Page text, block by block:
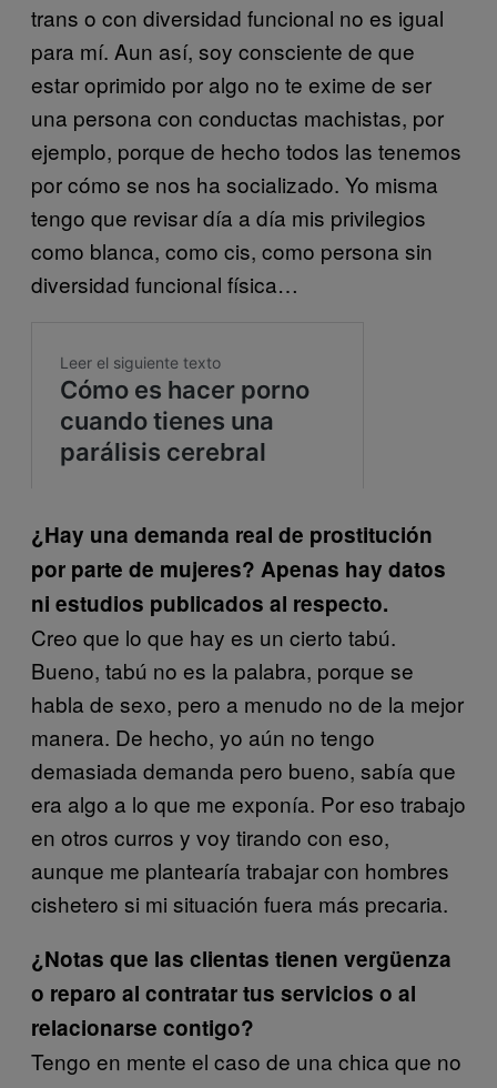
trans o con diversidad funcional no es igual
para mí. Aun así, soy consciente de que
estar oprimido por algo no te exime de ser
una persona con conductas machistas, por
ejemplo, porque de hecho todos las tenemos
por cómo se nos ha socializado. Yo misma
tengo que revisar día a día mis privilegios
como blanca, como cis, como persona sin
diversidad funcional física…
¿Hay una demanda real de prostitución
por parte de mujeres? Apenas hay datos
ni estudios publicados al respecto.
Creo que lo que hay es un cierto tabú.
Bueno, tabú no es la palabra, porque se
habla de sexo, pero a menudo no de la mejor
manera. De hecho, yo aún no tengo
demasiada demanda pero bueno, sabía que
era algo a lo que me exponía. Por eso trabajo
en otros curros y voy tirando con eso,
aunque me plantearía trabajar con hombres
cishetero si mi situación fuera más precaria.
¿Notas que las clientas tienen vergüenza
o reparo al contratar tus servicios o al
relacionarse contigo?
Tengo en mente el caso de una chica que no